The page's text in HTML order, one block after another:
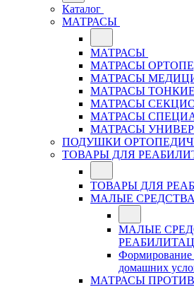
Каталог
МАТРАСЫ
МАТРАСЫ
МАТРАСЫ
МАТРАСЫ
МАТРАСЫ
МАТРАСЫ
МАТРАСЫ
МАТРАСЫ
ПОДУШКИ
ТОВАРЫ ДЛЯ
ТОВАРЫ ДЛЯ
МАЛЫЕ
МАЛЫЕ
Формирование
домашних
МАТРАСЫ